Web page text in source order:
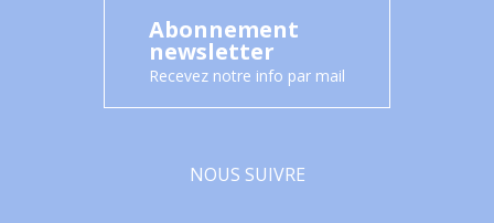
Abonnement
newsletter
Recevez notre info par mail
NOUS SUIVRE